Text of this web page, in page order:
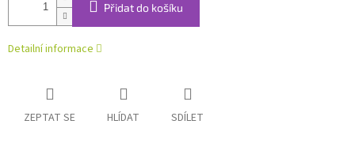
Přidat do košíku
Detailní informace
ZEPTAT SE HLÍDAT SDÍLET